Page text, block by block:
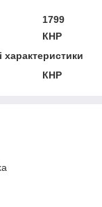
1799
КНР
характеристики
КНР